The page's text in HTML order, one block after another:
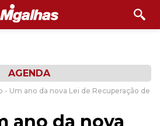
AGENDA
- Um ano da nova Lei de Recuperação de
ano da nova